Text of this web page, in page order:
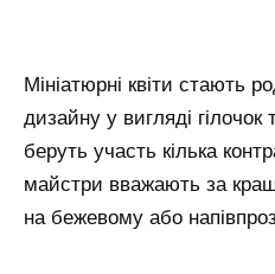
Мініатюрні квіти стають
дизайну у вигляді гілочок
беруть участь кілька
майстри вважають за
на бежевому або